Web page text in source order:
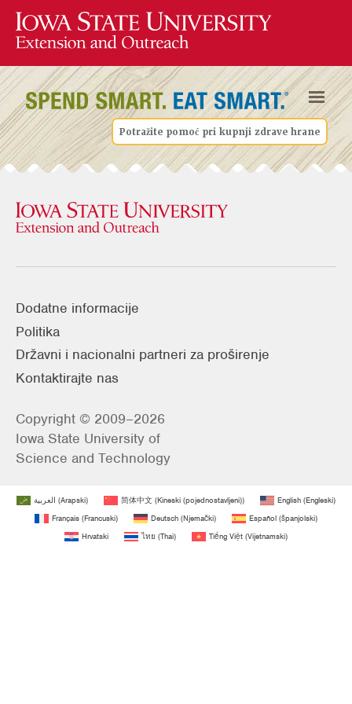
Potražite pomoć pri kupnji zdrave hrane
Dodatne informacije
Politika
Državni i nacionalni partneri za proširenje
Kontaktirajte nas
Copyright © 2009–2026
Iowa State University of
Science and Technology
العربية (Arapski) 简体中文 (Kineski (pojednostavljeni)) English (Engleski)
Français (Francuski) Deutsch (Njemački) Español (španjolski)
Hrvatski
ไทย (Thai) Tiếng Việt (Vijetnamski)